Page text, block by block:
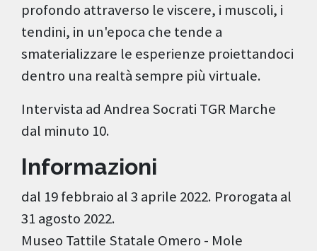
profondo attraverso le viscere, i muscoli, i
tendini, in un'epoca che tende a
smaterializzare le esperienze proiettandoci
dentro una realtà sempre più virtuale.
Intervista ad Andrea Socrati TGR Marche
dal minuto 10.
Informazioni
dal 19 febbraio al 3 aprile 2022. Prorogata al
31 agosto 2022.
Museo Tattile Statale Omero - Mole